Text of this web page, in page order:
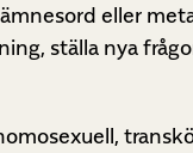
eller
ställa nya